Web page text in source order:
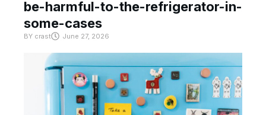
be-harmful-to-the-refrigerator-in-
some-cases
BY crast June 27, 2026